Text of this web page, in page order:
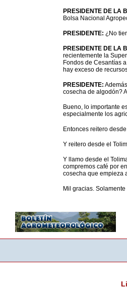
PRESIDENTE DE LA
Bolsa Nacional
PRESIDENTE: ¿No
PRESIDENTE DE LA
recientemente la
Fondos de Cesantías
hay exceso de
PRESIDENTE:
cosecha de algodón?
Bueno, lo importante
especialmente los
Entonces reitero
Y reitero desde el
Y llamo desde el
compremos café por
cosecha que empieza
Mil gracias.